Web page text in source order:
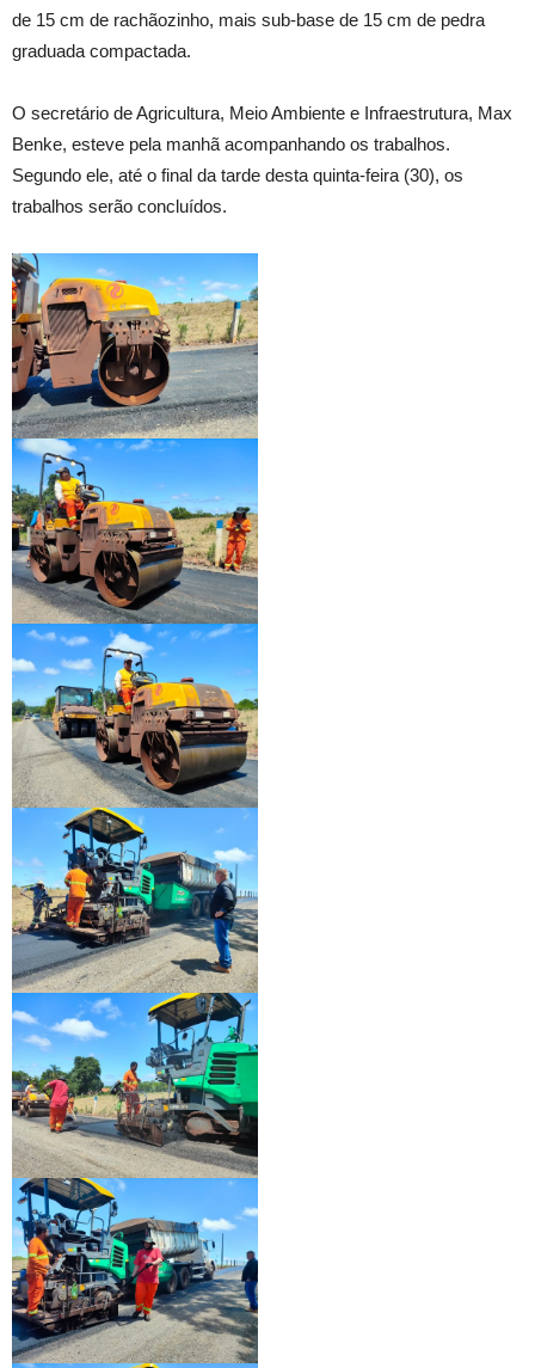
de 15 cm de rachãozinho, mais sub-base de 15 cm de pedra
graduada compactada.
O secretário de Agricultura, Meio Ambiente e Infraestrutura, Max
Benke, esteve pela manhã acompanhando os trabalhos.
Segundo ele, até o final da tarde desta quinta-feira (30), os
trabalhos serão concluídos.